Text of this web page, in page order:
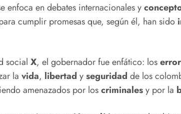
enfoca en debates internacionales y
cumplir promesas que, según él, han sido
social X, el gobernador fue enfático: los
la vida, libertad yseguridad de los
amenazados por loscriminalesy por la